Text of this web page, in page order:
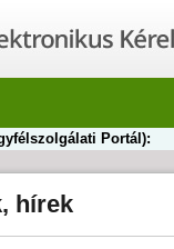
Portál):
hírek